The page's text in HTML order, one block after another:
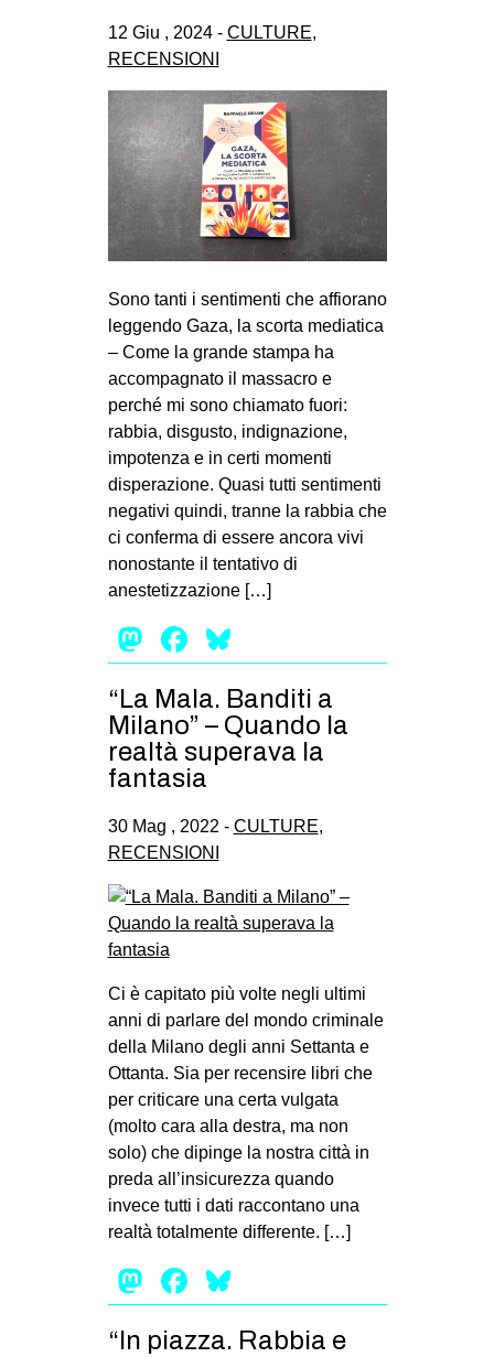
12 Giu , 2024 - CULTURE,
RECENSIONI
Sono tanti i sentimenti che affiorano
leggendo Gaza, la scorta mediatica
– Come la grande stampa ha
accompagnato il massacro e
perché mi sono chiamato fuori:
rabbia, disgusto, indignazione,
impotenza e in certi momenti
disperazione. Quasi tutti sentimenti
negativi quindi, tranne la rabbia che
ci conferma di essere ancora vivi
nonostante il tentativo di
anestetizzazione […]
Mastodon
Facebook
“La Mala. Banditi a
Milano” – Quando la
realtà superava la
fantasia
30 Mag , 2022 - CULTURE,
RECENSIONI
Ci è capitato più volte negli ultimi
anni di parlare del mondo criminale
della Milano degli anni Settanta e
Ottanta. Sia per recensire libri che
per criticare una certa vulgata
(molto cara alla destra, ma non
solo) che dipinge la nostra città in
preda all’insicurezza quando
invece tutti i dati raccontano una
realtà totalmente differente. […]
Mastodon
Facebook
“In piazza. Rabbia e